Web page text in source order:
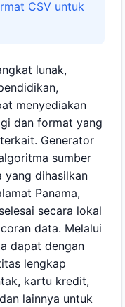
CSV untuk
lunak,
menyediakan
dan format yang
Generator
sumber
yang dihasilkan
Panama,
secara lokal
data. Melalui
dapat dengan
lengkap
kartu kredit,
lainnya untuk